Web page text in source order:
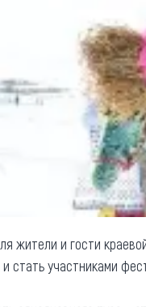
жители и гости
стать участниками